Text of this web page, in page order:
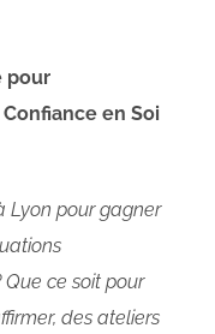
pour
en Soi
Lyon pour gagner
ce soit pour
des ateliers